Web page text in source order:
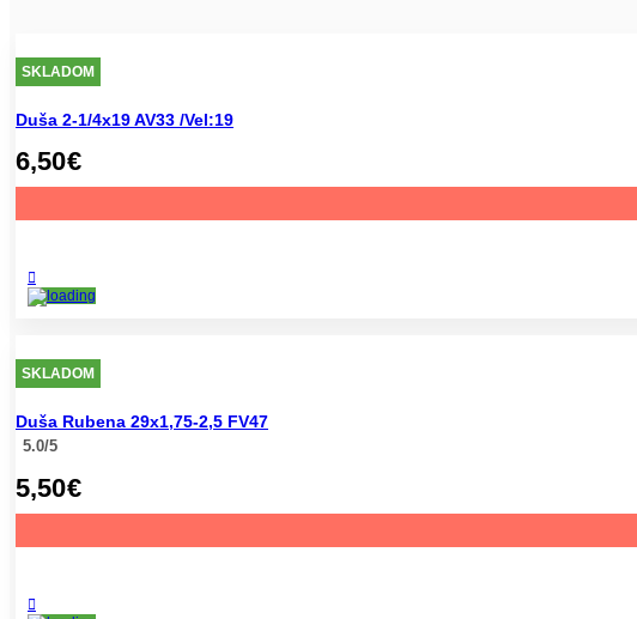
SKLADOM
Duša 2-1/4x19 AV33 /Vel:19
6,50€
SKLADOM
Duša Rubena 29x1,75-2,5 FV47
5.0/5
5,50€